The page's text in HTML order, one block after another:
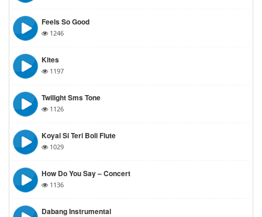
Feels So Good
1246
Kites
1197
Twilight Sms Tone
1126
Koyal Si Teri Boli Flute
1029
How Do You Say – Concert
1136
Dabang Instrumental